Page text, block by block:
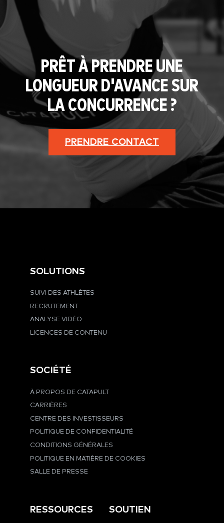
PRÊT À PRENDRE UNE
LONGUEUR D'AVANCE SUR
LA CONCURRENCE ?
PRENDRE CONTACT
SOLUTIONS
SUIVI DES ATHLÈTES
RECRUTEMENT
ANALYSE VIDÉO
LICENCES DE CONTENU
SOCIÉTÉ
À PROPOS DE CATAPULT
CARRIÈRES
CENTRE DES INVESTISSEURS
POLITIQUE DE CONFIDENTIALITÉ
CONDITIONS GÉNÉRALES
POLITIQUE EN MATIÈRE DE COOKIES
SALLE DE PRESSE
RESSOURCES SOUTIEN